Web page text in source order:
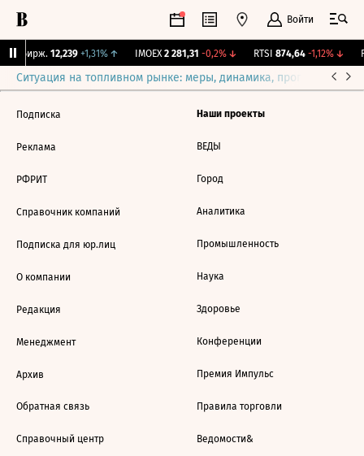
Войти
Бирж. 12,239 +1,31%↑ IMOEX 2 281,31 -0,2%↓ RTSI 874,64 -1,12%↓
Ситуация на топливном рынке: меры, динамика, прогнозы
Подписка
Реклама
РФРИТ
Справочник компаний
Подписка для юр.лиц
О компании
Редакция
Менеджмент
Архив
Обратная связь
Справочный центр
Наши проекты
ВЕДЫ
Город
Аналитика
Промышленность
Наука
Здоровье
Конференции
Премия Импульс
Правила торговли
Ведомости&